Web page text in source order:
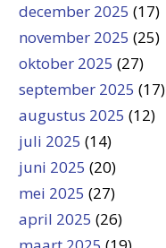
december 2025 (17)
november 2025 (25)
oktober 2025 (27)
september 2025 (17)
augustus 2025 (12)
juli 2025 (14)
juni 2025 (20)
mei 2025 (27)
april 2025 (26)